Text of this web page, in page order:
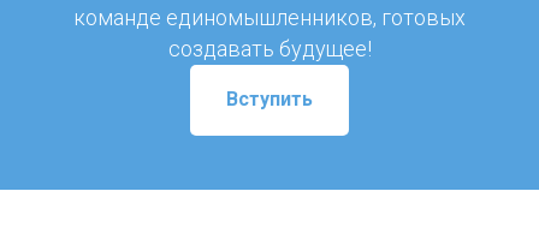
команде единомышленников, готовых
создавать будущее!
Вступить